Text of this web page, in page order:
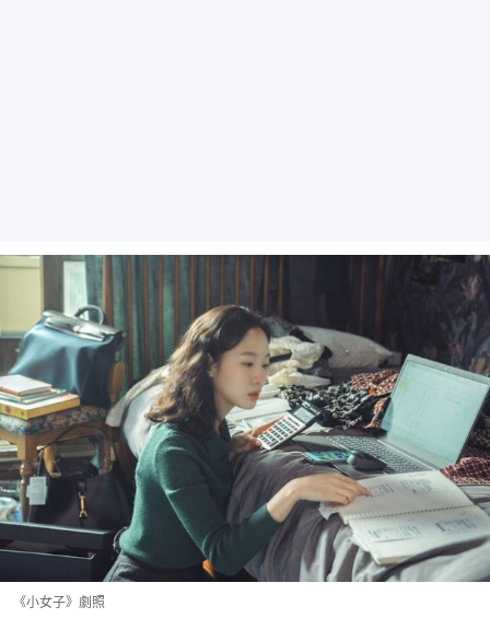
《小女子》劇照